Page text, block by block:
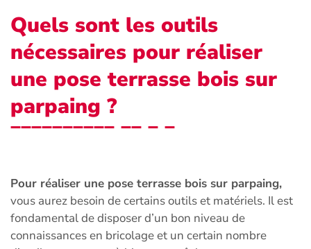
Quels sont les outils
nécessaires pour réaliser
une pose terrasse bois sur
parpaing ?
Pour réaliser une pose terrasse bois sur parpaing,
vous aurez besoin de certains outils et matériels. Il est
fondamental de disposer d’un bon niveau de
connaissances en bricolage et un certain nombre